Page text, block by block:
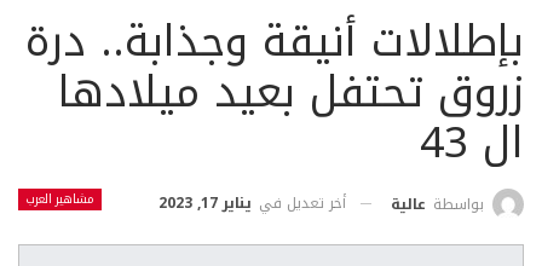
بإطلالات أنيقة وجذابة.. درة
زروق تحتفل بعيد ميلادها
ال 43
مشاهير العرب بواسطة عالية أخر تعديل في يناير 17, 2023